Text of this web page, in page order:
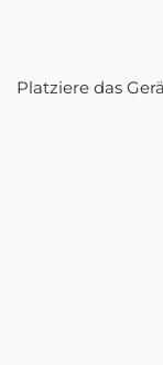
Platziere das